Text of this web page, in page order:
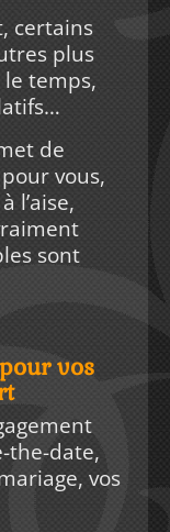
certains
plus
temps,
de
vous,
l’aise,
sont
vos
the-date,
vos